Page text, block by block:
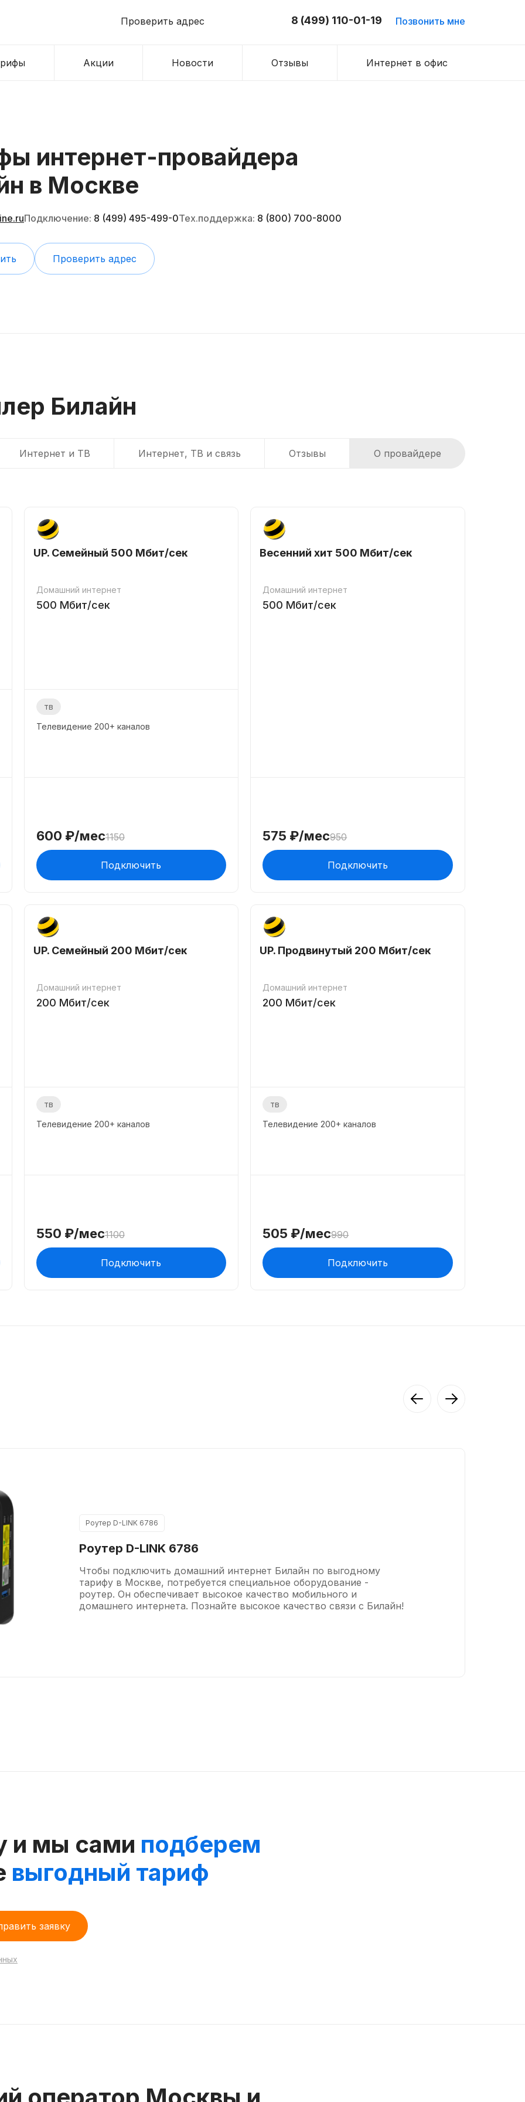
Проверить адрес 8 (499) 110-01-19 Позвонить мне
Акции Новости Отзывы Интернет в офис
интернет-провайдера
в Москве
Подключение: 8 (499) 495-499-0Тех.поддержка: 8 (800) 700-8000
Проверить адрес
Билайн
Интернет и ТВ Интернет, ТВ и связь Отзывы О провайдере
UP. Семейный 500 Мбит/сек
Домашний интернет
500 Мбит/сек
тв
Телевидение 200+ каналов
600 ₽/мес1150
Подключить
Весенний хит 500 Мбит/сек
Домашний интернет
500 Мбит/сек
575 ₽/мес950
Подключить
UP. Семейный 200 Мбит/сек
Домашний интернет
200 Мбит/сек
тв
Телевидение 200+ каналов
550 ₽/мес1100
Подключить
UP. Продвинутый 200 Мбит/сек
Домашний интернет
200 Мбит/сек
тв
Телевидение 200+ каналов
505 ₽/мес990
Подключить
Роутер D-LINK 6786
Роутер D-LINK 6786
Чтобы подключить домашний интернет Билайн по выгодному
тарифу в Москве, потребуется специальное оборудование -
роутер. Он обеспечивает высокое качество мобильного и
домашнего интернета. Познайте высокое качество связи с Билайн!
и мы сами подберем
выгодный тариф
заявку